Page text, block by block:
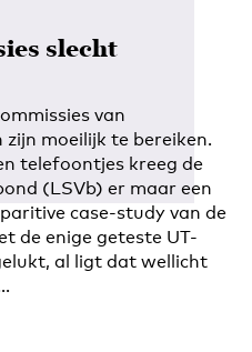
slecht
van
moeilijk te bereiken.
telefoontjes kreeg de
(LSVb) er maar een
case-study van de
de enige geteste UT-
al ligt dat wellicht